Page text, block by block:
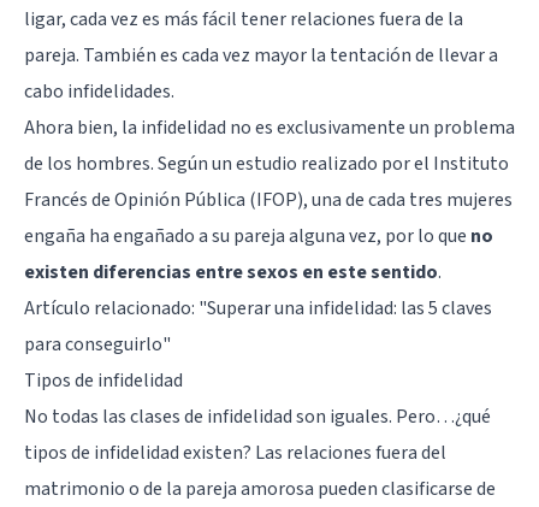
ligar, cada vez es más fácil tener relaciones fuera de la
pareja. También es cada vez mayor la tentación de llevar a
cabo infidelidades.
Ahora bien, la infidelidad no es exclusivamente un problema
de los hombres. Según un estudio realizado por el Instituto
Francés de Opinión Pública (IFOP), una de cada tres mujeres
engaña ha engañado a su pareja alguna vez, por lo que no
existen diferencias entre sexos en este sentido.
Artículo relacionado: "Superar una infidelidad: las 5 claves
para conseguirlo"
Tipos de infidelidad
No todas las clases de infidelidad son iguales. Pero…¿qué
tipos de infidelidad existen? Las relaciones fuera del
matrimonio o de la pareja amorosa pueden clasificarse de